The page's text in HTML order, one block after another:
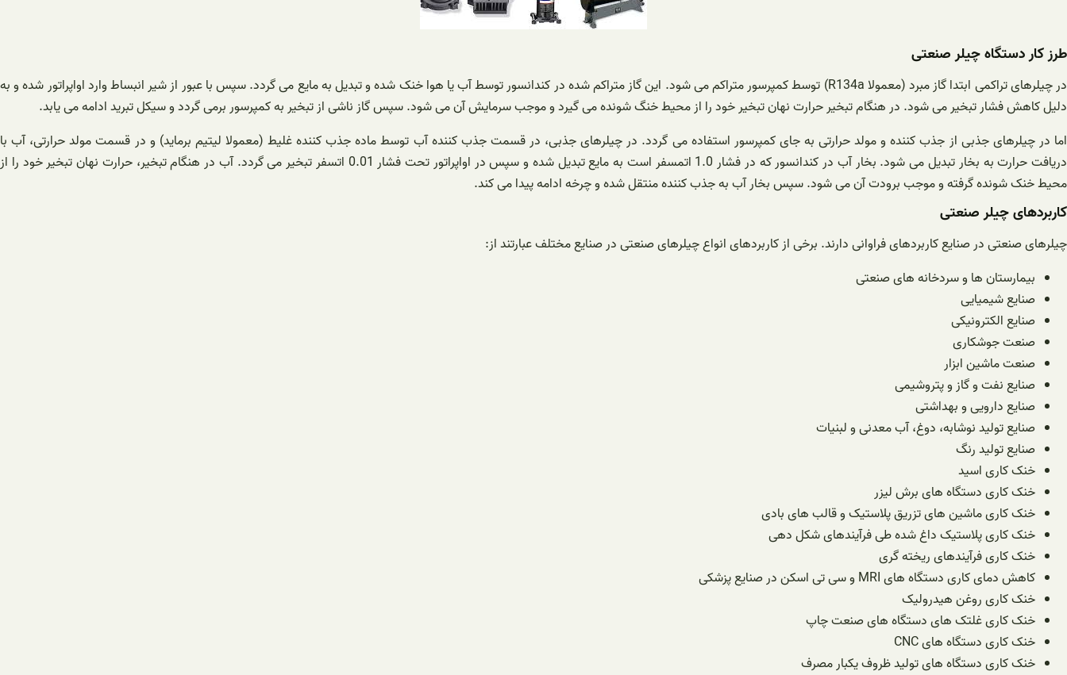
طرز کار دستگاه چیلر صنعتی
در چیلرهای تراکمی ابتدا گاز مبرد (معمولا R134a) توسط کمپرسور متراکم می شود. این گاز متراکم شده در کندانسور توسط آب یا هوا خنک شده و تبدیل به مایع می گردد. سپس با عبور از شیر انبساط وارد اواپراتور شده و به
دلیل کاهش فشار تبخیر می شود. در هنگام تبخیر حرارت نهان تبخیر خود را از محیط خنگ شونده می گیرد و موجب سرمایش آن می شود. سپس گاز ناشی از تبخیر به کمپرسور برمی گردد و سیکل تبرید ادامه می یابد.
اما در چیلرهای جذبی از جذب کننده و مولد حرارتی به جای کمپرسور استفاده می گردد. در چیلرهای جذبی، در قسمت جذب کننده آب توسط ماده جذب کننده غلیط (معمولا لیتیم برماید) و در قسمت مولد حرارتی، آب با
دریافت حرارت به بخار تبدیل می شود. بخار آب در کندانسور که در فشار 1.0 اتمسفر است به مایع تبدیل شده و سپس در اواپراتور تحت فشار 0.01 اتسفر تبخیر می گردد. آب در هنگام تبخیر، حرارت نهان تبخیر خود را از
محیط خنک شونده گرفته و موجب برودت آن می شود. سپس بخار آب به جذب کننده منتقل شده و چرخه ادامه پیدا می کند.
کاربردهای چیلر صنعتی
چیلرهای صنعتی در صنایع کاربردهای فراوانی دارند. برخی از کاربردهای انواع چیلرهای صنعتی در صنایع مختلف عبارتند از:
بیمارستان ها و سردخانه های صنعتی
صنایع شیمیایی
صنایع الکترونیکی
صنعت جوشکاری
صنعت ماشین ابزار
صنایع نفت و گاز و پتروشیمی
صنایع دارویی و بهداشتی
صنایع تولید نوشابه، دوغ، آب معدنی و لبنیات
صنایع تولید رنگ
خنک کاری اسید
خنک کاری دستگاه های برش لیزر
خنک کاری ماشین های تزریق پلاستیک و قالب های بادی
خنک کاری پلاستیک داغ شده طی فرآیندهای شکل دهی
خنک کاری فرآیندهای ریخته گری
کاهش دمای کاری دستگاه های MRI و سی تی اسکن در صنایع پزشکی
خنک کاری روغن هیدرولیک
خنک کاری غلتک های دستگاه های صنعت چاپ
خنک کاری دستگاه های CNC
خنک کاری دستگاه های تولید ظروف یکبار مصرف